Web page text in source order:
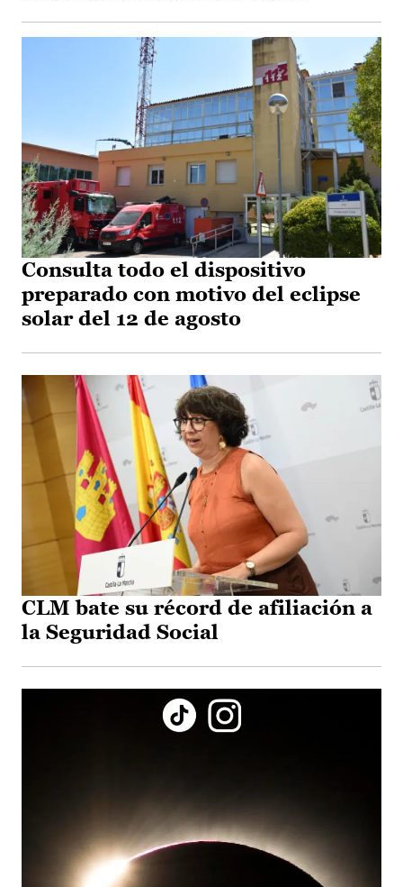
Consulta todo el dispositivo
preparado con motivo del eclipse
solar del 12 de agosto
CLM bate su récord de afiliación a
la Seguridad Social